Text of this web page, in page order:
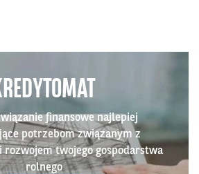
finansowe najlepiej
potrzebom związanym z
rozwojem twojego gospodarstwa
rolnego